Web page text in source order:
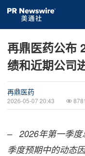
再鼎医药公布
绩和近期公司
再鼎医药
2026-05-07 20:43 8781
– 2026年第一季度
季度预期中的动态